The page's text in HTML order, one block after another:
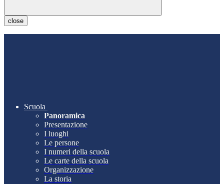
close
Scuola
Panoramica
Presentazione
I luoghi
Le persone
I numeri della scuola
Le carte della scuola
Organizzazione
La storia